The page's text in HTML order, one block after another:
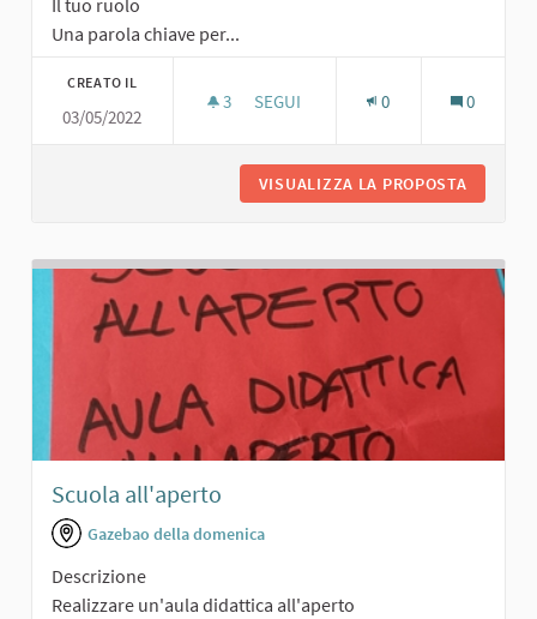
Il tuo ruolo
Una parola chiave per...
CREATO IL
03/05/2022
3 3 SOSTENITORI
SEGUI 0 0
VISUALIZZA LA PROPOSTA
Scuola all'aperto
Gazebao della domenica
Descrizione
Realizzare un'aula didattica all'aperto